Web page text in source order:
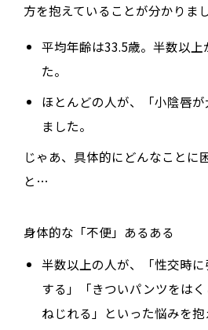
方を抱えていることが分かりまし
平均年齢は33.5歳。半数以上
た。
ほとんどの人が、「小陰唇
ました。
じゃあ、具体的にどんなことに
と…
身体的な「不便」あるある
半数以上の人が、「性交時
する 」「きついパンツをは
ねじれる 」といった悩みを抱